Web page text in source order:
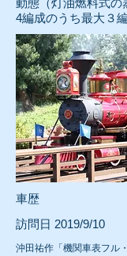
動態（灯油燃料式の
4編成のうち最大３
車歴
訪問日 2019/9/10
沖田祐作「機関車表フル